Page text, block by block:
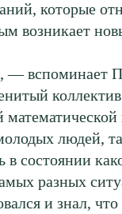
которые
возникает
— вспоминает
людей,
состоянии
разных
и знал,